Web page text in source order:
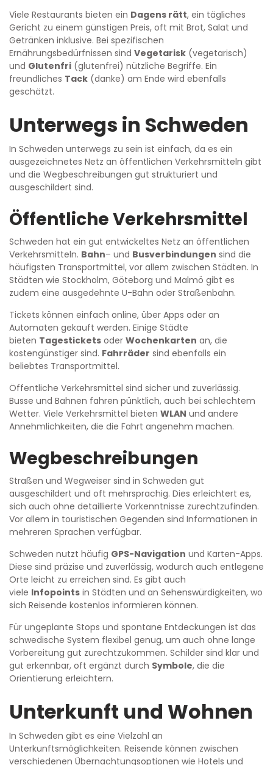
Viele Restaurants bieten ein Dagens rätt, ein tägliches
Gericht zu einem günstigen Preis, oft mit Brot, Salat und
Getränken inklusive. Bei spezifischen
Ernährungsbedürfnissen sind Vegetarisk (vegetarisch)
und Glutenfri (glutenfrei) nützliche Begriffe. Ein
freundliches Tack (danke) am Ende wird ebenfalls
geschätzt.
Unterwegs in Schweden
In Schweden unterwegs zu sein ist einfach, da es ein
ausgezeichnetes Netz an öffentlichen Verkehrsmitteln gibt
und die Wegbeschreibungen gut strukturiert und
ausgeschildert sind.
Öffentliche Verkehrsmittel
Schweden hat ein gut entwickeltes Netz an öffentlichen
Verkehrsmitteln. Bahn– und Busverbindungen sind die
häufigsten Transportmittel, vor allem zwischen Städten. In
Städten wie Stockholm, Göteborg und Malmö gibt es
zudem eine ausgedehnte U-Bahn oder Straßenbahn.
Tickets können einfach online, über Apps oder an
Automaten gekauft werden. Einige Städte
bieten Tagestickets oder Wochenkarten an, die
kostengünstiger sind. Fahrräder sind ebenfalls ein
beliebtes Transportmittel.
Öffentliche Verkehrsmittel sind sicher und zuverlässig.
Busse und Bahnen fahren pünktlich, auch bei schlechtem
Wetter. Viele Verkehrsmittel bieten WLAN und andere
Annehmlichkeiten, die die Fahrt angenehm machen.
Wegbeschreibungen
Straßen und Wegweiser sind in Schweden gut
ausgeschildert und oft mehrsprachig. Dies erleichtert es,
sich auch ohne detaillierte Vorkenntnisse zurechtzufinden.
Vor allem in touristischen Gegenden sind Informationen in
mehreren Sprachen verfügbar.
Schweden nutzt häufig GPS-Navigation und Karten-Apps.
Diese sind präzise und zuverlässig, wodurch auch entlegene
Orte leicht zu erreichen sind. Es gibt auch
viele Infopoints in Städten und an Sehenswürdigkeiten, wo
sich Reisende kostenlos informieren können.
Für ungeplante Stops und spontane Entdeckungen ist das
schwedische System flexibel genug, um auch ohne lange
Vorbereitung gut zurechtzukommen. Schilder sind klar und
gut erkennbar, oft ergänzt durch Symbole, die die
Orientierung erleichtern.
Unterkunft und Wohnen
In Schweden gibt es eine Vielzahl an
Unterkunftsmöglichkeiten. Reisende können zwischen
verschiedenen Übernachtungsoptionen wie Hotels und